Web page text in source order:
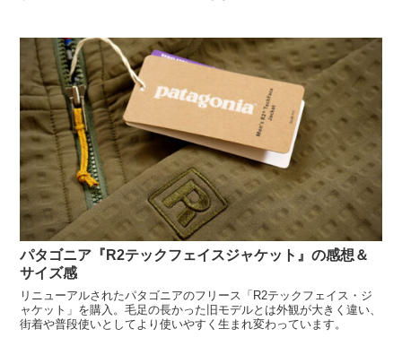
パタゴニア『R2テックフェイスジャケット』の感想＆
サイズ感
リニューアルされたパタゴニアのフリース「R2テックフェイス・ジ
ャケット」を購入。毛足の長かった旧モデルとは外観が大きく違い、
街着や普段使いとしてより使いやすく生まれ変わっています。